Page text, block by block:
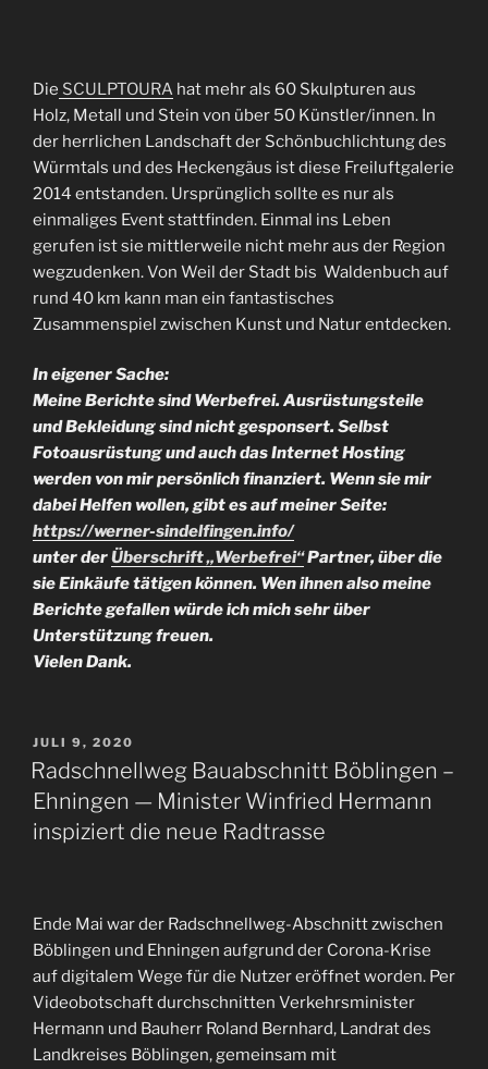
Die SCULPTOURA hat mehr als 60 Skulpturen aus
Holz, Metall und Stein von über 50 Künstler/innen. In
der herrlichen Landschaft der Schönbuchlichtung des
Würmtals und des Heckengäus ist diese Freiluftgalerie
2014 entstanden. Ursprünglich sollte es nur als
einmaliges Event stattfinden. Einmal ins Leben
gerufen ist sie mittlerweile nicht mehr aus der Region
wegzudenken. Von Weil der Stadt bis Waldenbuch auf
rund 40 km kann man ein fantastisches
Zusammenspiel zwischen Kunst und Natur entdecken.
In eigener Sache:
Meine Berichte sind Werbefrei. Ausrüstungsteile
und Bekleidung sind nicht gesponsert. Selbst
Fotoausrüstung und auch das Internet Hosting
werden von mir persönlich finanziert. Wenn sie mir
dabei Helfen wollen, gibt es auf meiner Seite:
https://werner-sindelfingen.info/
unter derÜberschrift „Werbefrei“Partner, über die
sie Einkäufe tätigen können. Wen ihnen also meine
Berichte gefallen würde ich mich sehr über
Unterstützung freuen.
Vielen Dank.
VERÖFFENTLICHT
AM
JULI 9, 2020
Radschnellweg Bauabschnitt Böblingen –
Ehningen — Minister Winfried Hermann
inspiziert die neue Radtrasse
Ende Mai war der Radschnellweg-Abschnitt zwischen
Böblingen und Ehningen aufgrund der Corona-Krise
auf digitalem Wege für die Nutzer eröffnet worden. Per
Videobotschaft durchschnitten Verkehrsminister
Hermann und Bauherr Roland Bernhard, Landrat des
Landkreises Böblingen, gemeinsam mit